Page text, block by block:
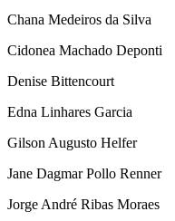
Chana Medeiros da Silva
Cidonea Machado Deponti
Denise Bittencourt
Edna Linhares Garcia
Gilson Augusto Helfer
Jane Dagmar Pollo Renner
Jorge André Ribas Moraes